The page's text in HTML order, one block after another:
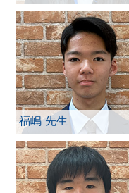
福嶋 先生